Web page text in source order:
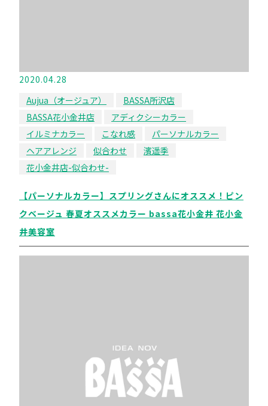
2020.04.28
Aujua（オージュア）
BASSA所沢店
BASSA花小金井店
アディクシーカラー
イルミナカラー
こなれ感
パーソナルカラー
ヘアアレンジ
似合わせ
濱遥季
花小金井店-似合わせ-
【パーソナルカラー】スプリングさんにオススメ！ピン
クベージュ 春夏オススメカラー bassa花小金井 花小金
井美容室